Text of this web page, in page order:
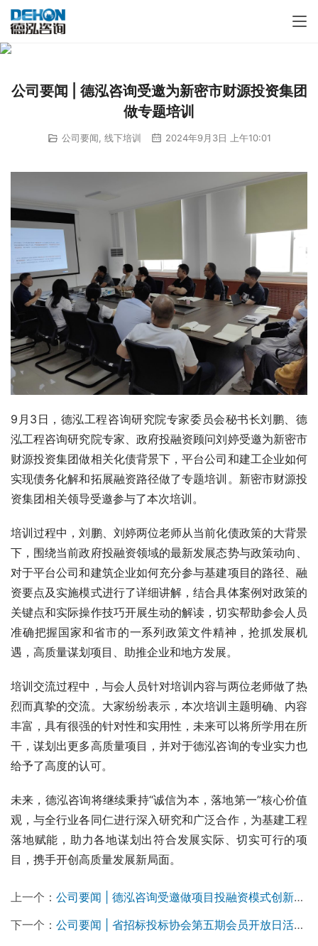
公司要闻 | 德泓咨询受邀为新密市财源投资集团
做专题培训
公司要闻 线下培训 2024年9月3日 上午10:01
9月3日，德泓工程咨询研究院专家委员会秘书长刘鹏、德
泓工程咨询研究院专家、政府投融资顾问刘婷受邀为新密市
财源投资集团做相关化债背景下，平台公司和建工企业如何
实现债务化解和拓展融资路径做了专题培训。新密市财源投
资集团相关领导受邀参与了本次培训。
培训过程中，刘鹏、刘婷两位老师从当前化债政策的大背景
下，围绕当前政府投融资领域的最新发展态势与政策动向、
对于平台公司和建筑企业如何充分参与基建项目的路径、融
资要点及实施模式进行了详细讲解，结合具体案例对政策的
关键点和实际操作技巧开展生动的解读，切实帮助参会人员
准确把握国家和省市的一系列政策文件精神，抢抓发展机
遇，高质量谋划项目、助推企业和地方发展。
培训交流过程中，与会人员针对培训内容与两位老师做了热
烈而真挚的交流。大家纷纷表示，本次培训主题明确、内容
丰富，具有很强的针对性和实用性，未来可以将所学用在所
干，谋划出更多高质量项目，并对于德泓咨询的专业实力也
给予了高度的认可。
未来，德泓咨询将继续秉持“诚信为本，落地第一”核心价值
观，与全行业各同仁进行深入研究和广泛合作，为基建工程
落地赋能，助力各地谋划出符合发展实际、切实可行的项
目，携手开创高质量发展新局面。
上一个： 公司要闻 | 德泓咨询受邀做项目投融资模式创新与案例解析专题培训
下一个： 公司要闻 | 省招标投标协会第五期会员开放日活动走进德泓咨询